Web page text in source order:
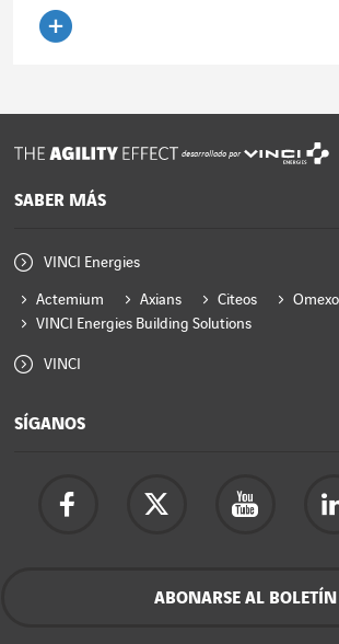
desarrollado por
SABER MÁS
VINCI Energies
Actemium Axians Citeos
VINCI Energies Building Solutions
VINCI
SÍGANOS
ABONARSE AL BOLETÍN